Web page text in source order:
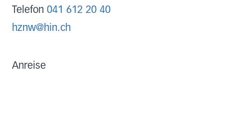
Telefon 041 612 20 40
hznw@hin.ch
Anreise